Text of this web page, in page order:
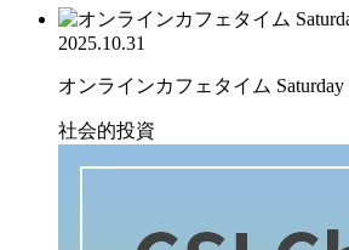
2025.10.31
オンラインカフェタイム Saturday
社会的投資